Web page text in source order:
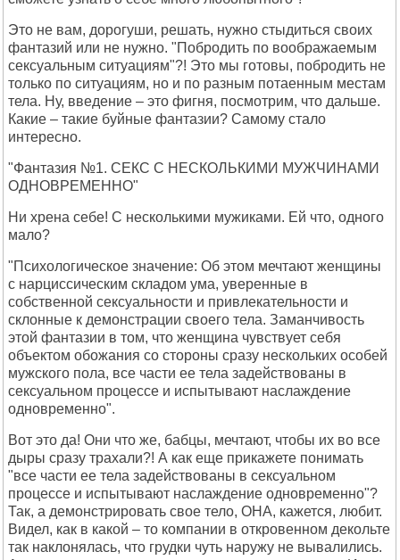
Это не вам, дорогуши, решать, нужно стыдиться своих
фантазий или не нужно. "Побродить по воображаемым
сексуальным ситуациям"?! Это мы готовы, побродить не
только по ситуациям, но и по разным потаенным местам
тела. Ну, введение – это фигня, посмотрим, что дальше.
Какие – такие буйные фантазии? Самому стало
интересно.
"Фантазия №1. СЕКС С НЕСКОЛЬКИМИ МУЖЧИНАМИ
ОДНОВРЕМЕННО"
Ни хрена себе! С несколькими мужиками. Ей что, одного
мало?
"Психологическое значение: Об этом мечтают женщины
с нарциссическим складом ума, уверенные в
собственной сексуальности и привлекательности и
склонные к демонстрации своего тела. Заманчивость
этой фантазии в том, что женщина чувствует себя
объектом обожания со стороны сразу нескольких особей
мужского пола, все части ее тела задействованы в
сексуальном процессе и испытывают наслаждение
одновременно".
Вот это да! Они что же, бабцы, мечтают, чтобы их во все
дыры сразу трахали?! А как еще прикажете понимать
"все части ее тела задействованы в сексуальном
процессе и испытывают наслаждение одновременно"?
Так, а демонстрировать свое тело, ОНА, кажется, любит.
Видел, как в какой – то компании в откровенном декольте
так наклонялась, что грудки чуть наружу не вывалились.